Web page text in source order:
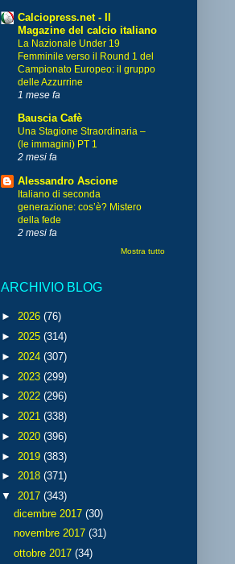
Calciopress.net - Il
Magazine del calcio italiano
La Nazionale Under 19
Femminile verso il Round 1 del
Campionato Europeo: il gruppo
delle Azzurrine
1 mese fa
Bauscia Cafè
Una Stagione Straordinaria –
(le immagini) PT 1
2 mesi fa
Alessandro Ascione
Italiano di seconda
generazione: cos’è? Mistero
della fede
2 mesi fa
Mostra tutto
ARCHIVIO BLOG
► 2026 (76)
► 2025 (314)
► 2024 (307)
► 2023 (299)
► 2022 (296)
► 2021 (338)
► 2020 (396)
► 2019 (383)
► 2018 (371)
▼ 2017 (343)
dicembre 2017 (30)
novembre 2017 (31)
ottobre 2017 (34)